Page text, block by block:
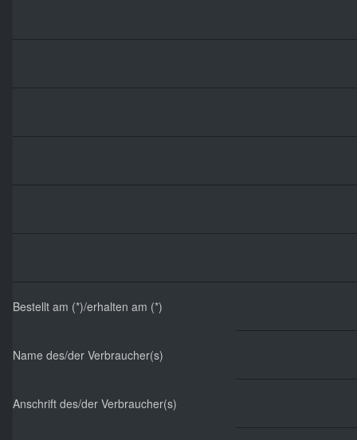
Bestellt am (*)/erhalten am (*)
Name des/der Verbraucher(s)
Anschrift des/der Verbraucher(s)